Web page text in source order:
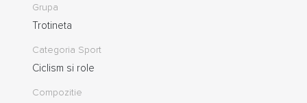
Grupa
Trotineta
Categoria Sport
Ciclism si role
Compozitie